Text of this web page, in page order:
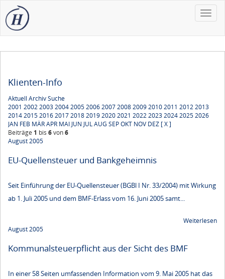
Toggle
Klienten-Info
Aktuell ArchivSuche
2001 2002200320042005200620072008200920102011 20122013
20142015201620172018201920202021 20222023202420252026
JAN FEB MÄRAPR MAI JUN JULAUG SEPOKT NOV DEZ [ X ]
Beiträge 1 bis 6von6
August 2005
EU-Quellensteuer und Bankgeheimnis
Seit Einführung der EU-Quellensteuer (BGBl I Nr. 33/2004) mit Wirkung
ab 1. Juli 2005 und dem BMF-Erlass vom 16. Juni 2005 samt...
Weiterlesen
August 2005
Kommunalsteuerpflicht aus der Sicht des BMF
In einer 58 Seiten umfassenden Information vom 9. Mai 2005 hat das